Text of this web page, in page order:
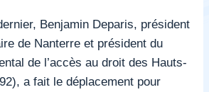
Benjamin Deparis, président
de Nanterre et président du
de l’accès au droit des Hauts-
a fait le déplacement pour